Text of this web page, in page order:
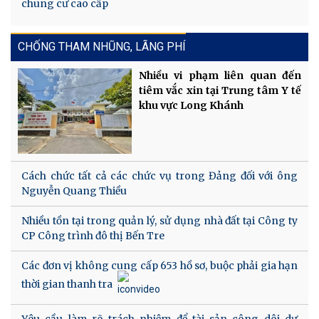
chung cư cao cấp
CHỐNG THAM NHŨNG, LÃNG PHÍ
Nhiều vi phạm liên quan đến
tiêm vắc xin tại Trung tâm Y tế
khu vực Long Khánh
Cách chức tất cả các chức vụ trong Đảng đối với ông
Nguyễn Quang Thiều
Nhiều tồn tại trong quản lý, sử dụng nhà đất tại Công ty
CP Công trình đô thị Bến Tre
Các đơn vị không cung cấp 653 hồ sơ, buộc phải gia hạn
thời gian thanh tra